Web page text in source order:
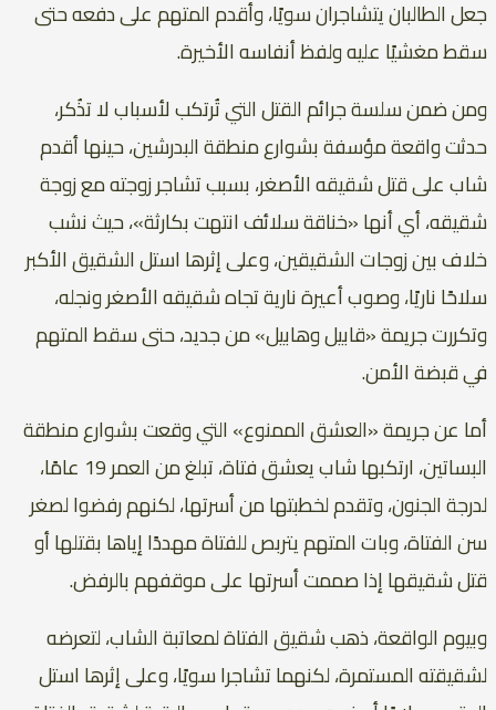
جعل الطالبان يتشاجران سويًا، وأقدم المتهم على دفعه حتى
سقط مغشيًا عليه ولفظ أنفاسه الأخيرة.
ومن ضمن سلسة جرائم القتل التي تُرتكب لأسباب لا تذُكر،
حدثت واقعة مؤسفة بشوارع منطقة البدرشين، حينها أقدم
شاب على قتل شقيقه الأصغر، بسبب تشاجر زوجته مع زوجة
شقيقه، أي أنها «خناقة سلائف انتهت بكارثة»، حيث نشب
خلاف بين زوجات الشقيقين، وعلى إثرها استل الشقيق الأكبر
سلاحًا ناريًا، وصوب أعيرة نارية تجاه شقيقه الأصغر ونجله،
وتكررت جريمة «قابيل وهابيل» من جديد، حتى سقط المتهم
في قبضة الأمن.
أما عن جريمة «العشق الممنوع» التي وقعت بشوارع منطقة
البساتين، ارتكبها شاب يعشق فتاة، تبلغ من العمر 19 عامًا،
لدرجة الجنون، وتقدم لخطبتها من أسرتها، لكنهم رفضوا لصغر
سن الفتاة، وبات المتهم يتربص للفتاة مهددًا إياها بقتلها أو
قتل شقيقها إذا صممت أسرتها على موقفهم بالرفض.
وبيوم الواقعة، ذهب شقيق الفتاة لمعاتبة الشاب، لتعرضه
لشقيقته المستمرة، لكنهما تشاجرا سويًا، وعلى إثرها استل